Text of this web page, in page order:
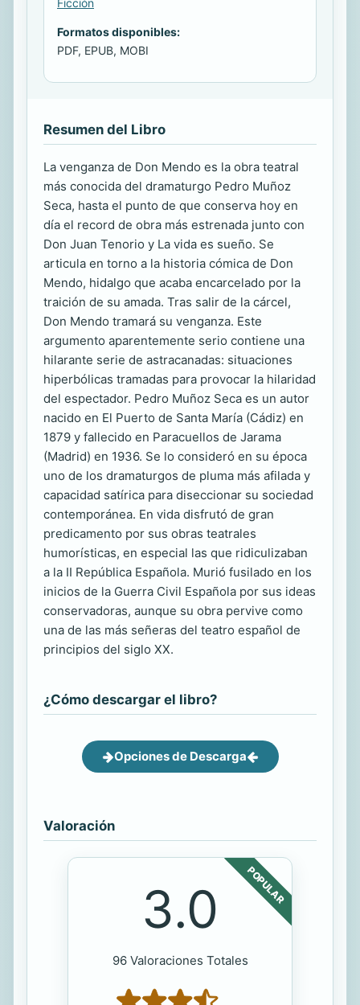
Ficción
Formatos disponibles:
PDF, EPUB, MOBI
Resumen del Libro
La venganza de Don Mendo es la obra teatral
más conocida del dramaturgo Pedro Muñoz
Seca, hasta el punto de que conserva hoy en
día el record de obra más estrenada junto con
Don Juan Tenorio y La vida es sueño. Se
articula en torno a la historia cómica de Don
Mendo, hidalgo que acaba encarcelado por la
traición de su amada. Tras salir de la cárcel,
Don Mendo tramará su venganza. Este
argumento aparentemente serio contiene una
hilarante serie de astracanadas: situaciones
hiperbólicas tramadas para provocar la hilaridad
del espectador. Pedro Muñoz Seca es un autor
nacido en El Puerto de Santa María (Cádiz) en
1879 y fallecido en Paracuellos de Jarama
(Madrid) en 1936. Se lo consideró en su época
uno de los dramaturgos de pluma más afilada y
capacidad satírica para diseccionar su sociedad
contemporánea. En vida disfrutó de gran
predicamento por sus obras teatrales
humorísticas, en especial las que ridiculizaban
a la II República Española. Murió fusilado en los
inicios de la Guerra Civil Española por sus ideas
conservadoras, aunque su obra pervive como
una de las más señeras del teatro español de
principios del siglo XX.
¿Cómo descargar el libro?
Opciones de Descarga
Valoración
POPULAR
3.0
96 Valoraciones Totales